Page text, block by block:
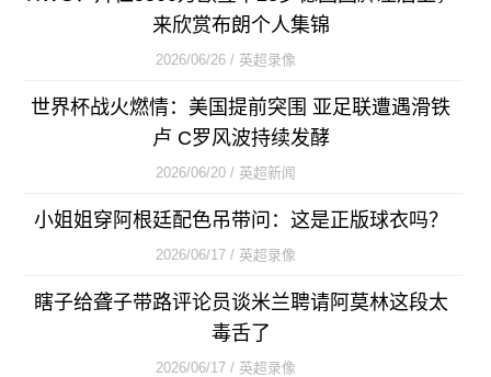
来欣赏布朗个人集锦
2026/06/26 / 英超录像
世界杯战火燃情：美国提前突围 亚足联遭遇滑铁
卢 C罗风波持续发酵
2026/06/20 / 英超新闻
小姐姐穿阿根廷配色吊带问：这是正版球衣吗？
2026/06/17 / 英超录像
瞎子给聋子带路评论员谈米兰聘请阿莫林这段太
毒舌了
2026/06/17 / 英超录像